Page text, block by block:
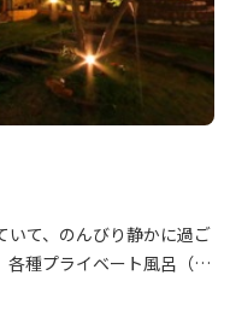
いて、のんびり静かに過ご
種プライベート風呂（露